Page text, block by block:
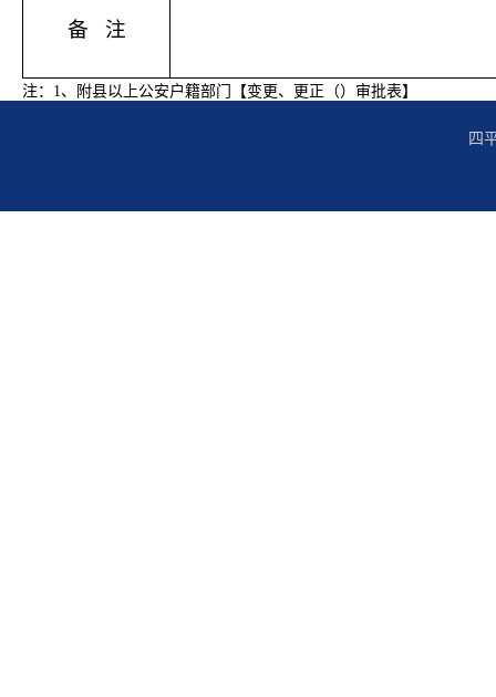
备 注
注： 1、附县以上公安户籍部门【变更、更正（）审批表】
四